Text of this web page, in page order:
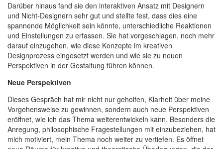
Darüber hinaus fand sie den interaktiven Ansatz mit Designern
und Nicht-Designern sehr gut und stellte fest, dass dies eine
spannende Möglichkeit sein könnte, unterschiedliche Reaktionen
und Einstellungen zu erfassen. Sie hat vorgeschlagen, noch mehr
darauf einzugehen, wie diese Konzepte im kreativen
Designprozess eingesetzt werden und wie sie zu neuen
Perspektiven in der Gestaltung führen können.
Neue Perspektiven
Dieses Gespräch hat mir nicht nur geholfen, Klarheit über meine
Vorgehensweise zu gewinnen, sondern auch neue Perspektiven
eröffnet, wie ich das Thema weiterentwickeln kann. Besonders die
Anregung, philosophische Fragestellungen mit einzubeziehen, hat
mich motiviert, mein Thema noch weiter zu vertiefen. Es öffnet